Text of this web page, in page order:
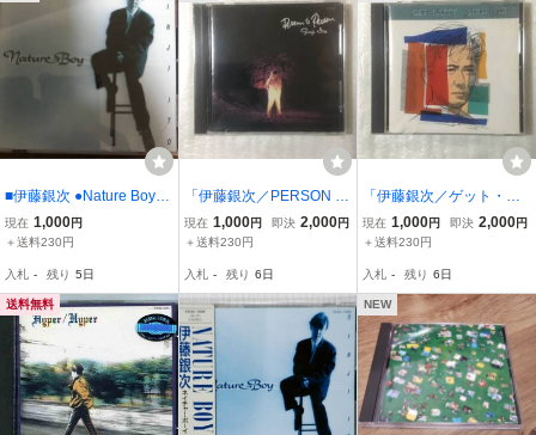
■伊藤銀次 ●Nature Boy
ネイチャーボーイ◇中古
CD
現在 1,000円
＋送料230円
入札 - 残り 5日
「伊藤銀次／PERSON T
O PERSON」【中古C
D】♪いつでもここにいる
現在 1,000円 即決 2,000円
＋送料230円
入札 - 残り 6日
「伊藤銀次／ゲット・ハ
ッピー」【中古CD】［19
86.8.22リリース］
現在 1,000円 即決 2,000円
＋送料230円
入札 - 残り 6日
送料無料 NEW